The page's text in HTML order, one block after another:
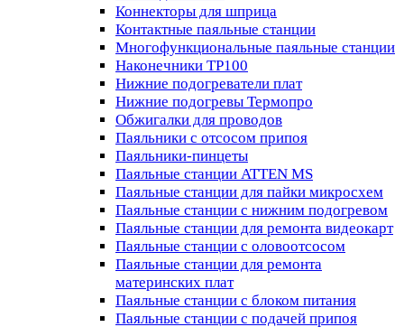
Коннекторы для шприца
Контактные паяльные станции
Многофункциональные паяльные станции
Наконечники TP100
Нижние подогреватели плат
Нижние подогревы Термопро
Обжигалки для проводов
Паяльники с отсосом припоя
Паяльники-пинцеты
Паяльные станции ATTEN MS
Паяльные станции для пайки микросхем
Паяльные станции с нижним подогревом
Паяльные станции для ремонта видеокарт
Паяльные станции с оловоотсосом
Паяльные станции для ремонта
материнских плат
Паяльные станции с блоком питания
Паяльные станции с подачей припоя